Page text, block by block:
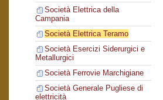
Società Elettrica della
Campania
Società Elettrica Teramo
Società Esercizi Siderurgici e
Metallurgici
Società Ferrovie Marchigiane
Società Generale Pugliese di
elettricità